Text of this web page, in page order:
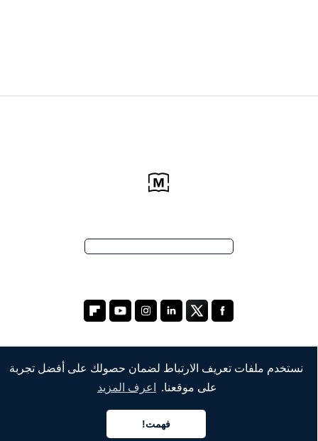
نستخدم ملفات تعريف الارتباط لضمان حصولك على أفضل تجربة
على موقعنا.
اعرف المزيد
فهمت!
الشركة
من نحن
خدماتنا
العربية